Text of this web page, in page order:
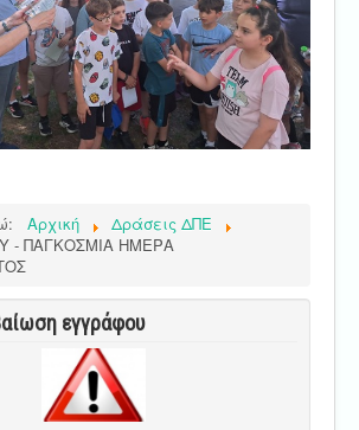
Αρχική
Δράσεις ΔΠΕ
- ΠΑΓΚΟΣΜΙΑ ΗΜΕΡΑ
εγγράφου